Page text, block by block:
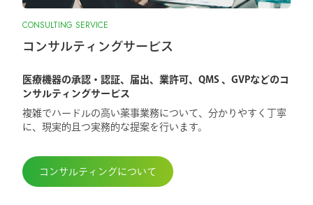
CONSULTING SERVICE
コンサルティングサービス
医療機器の承認・認証、届出、業許可、QMS 、GVPなどのコ
ンサルティングサービス
複雑でハードルの高い薬事業務について、分かりやすく丁寧
に、現実的且つ実務的な提案を行います。
コンサルティングについて